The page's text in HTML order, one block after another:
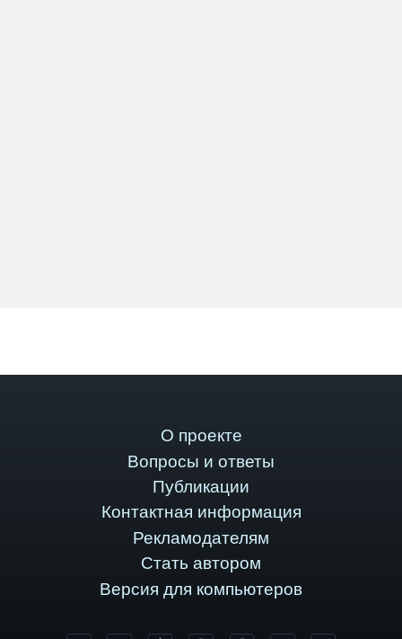
О проекте
Вопросы и ответы
Публикации
Контактная информация
Рекламодателям
Стать автором
Версия для компьютеров